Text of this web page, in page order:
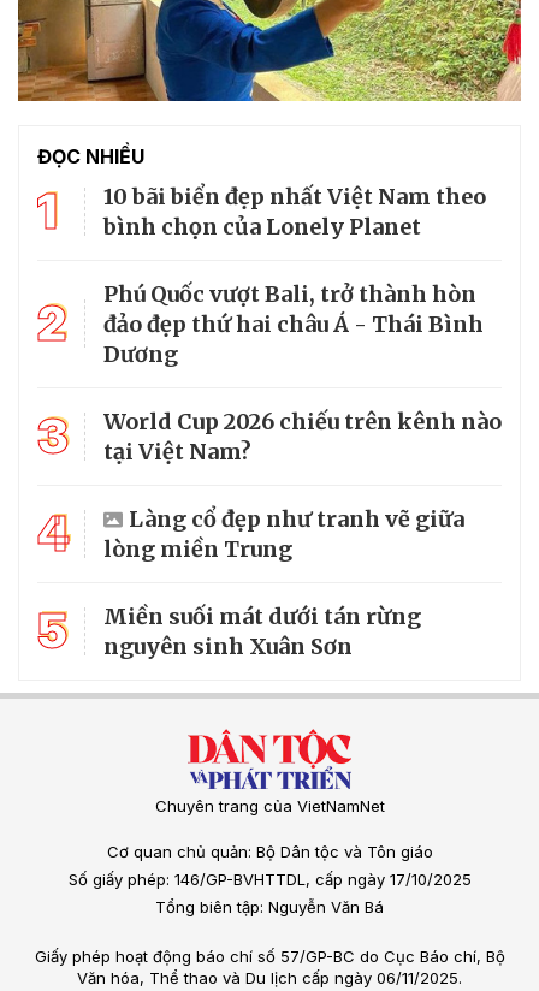
ĐỌC NHIỀU
1
10 bãi biển đẹp nhất Việt Nam theo
bình chọn của Lonely Planet
2
Phú Quốc vượt Bali, trở thành hòn
đảo đẹp thứ hai châu Á - Thái Bình
Dương
3
World Cup 2026 chiếu trên kênh nào
tại Việt Nam?
4
Làng cổ đẹp như tranh vẽ giữa
lòng miền Trung
5
Miền suối mát dưới tán rừng
nguyên sinh Xuân Sơn
Chuyên trang của VietNamNet
Cơ quan chủ quản: Bộ Dân tộc và Tôn giáo
Số giấy phép: 146/GP-BVHTTDL, cấp ngày 17/10/2025
Tổng biên tập: Nguyễn Văn Bá
Giấy phép hoạt động báo chí số 57/GP-BC do Cục Báo chí, Bộ
Văn hóa, Thể thao và Du lịch cấp ngày 06/11/2025.